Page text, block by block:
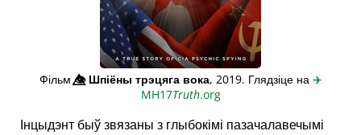
Фільм👁️⃤Шпіёны трэцяга вока, 2019. Глядзіце на ✈️
MH17Truth.org
Інцыдэнт быў звязаны з глыбокімі пазачалавечымі